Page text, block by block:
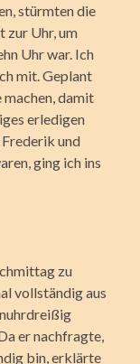
stürmten die
zur Uhr, um
Uhr war. Ich
mit. Geplant
damit
erledigen
und
ging ich ins
zu
vollständig aus
er nachfragte,
bin, erklärte